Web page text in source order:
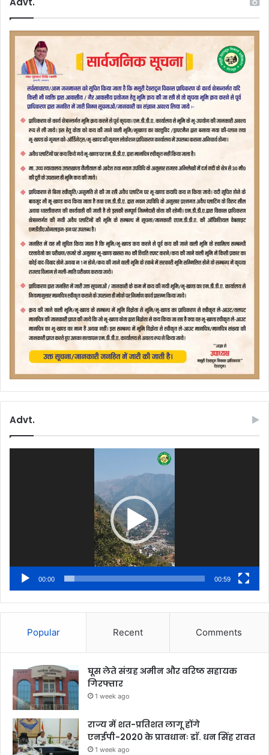
Advt.
00:00 00:59
Popular Recent Comments
घूस लेते संग्रह अमीन और वरिष्ठ सहायक
गिरफ्तार
1 week ago
राज्य में शत-प्रतिशत लागू होंगे
एनईपी-2020 के प्रावधानः डाॅ. धन सिंह रावत
1 week ago